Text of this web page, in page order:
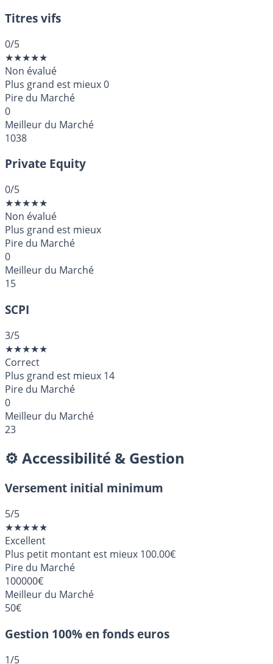
Titres vifs
0/5
★★★★★
Non évalué
Plus grand est mieux0
Pire du Marché
0
Meilleur du Marché
1038
Private Equity
0/5
★★★★★
Non évalué
Plus grand est mieux
Pire du Marché
0
Meilleur du Marché
15
SCPI
3/5
★★★★★
Correct
Plus grand est mieux 14
Pire du Marché
0
Meilleur du Marché
23
⚙️ Accessibilité & Gestion
Versement initial minimum
5/5
★★★★★
Excellent
Plus petit montant est mieux 100.00€
Pire du Marché
100000€
Meilleur du Marché
50€
Gestion 100% en fonds euros
1/5